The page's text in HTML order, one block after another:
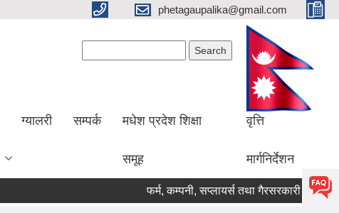
phetagaupalika@gmail.com
ग्यालरी सम्पर्क मधेश प्रदेश शिक्षा
समूह
वृत्ति
मार्गनिर्देशन
फर्म, कम्पनी, सप्लायर्स तथा गैरसरकारी